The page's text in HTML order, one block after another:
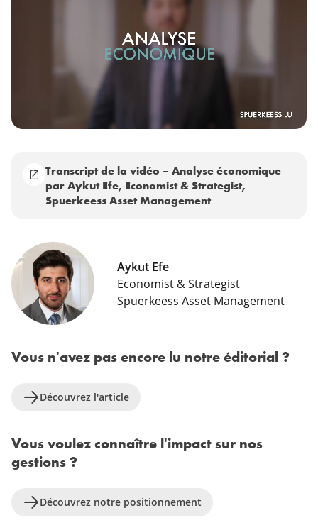
Transcript de la vidéo – Analyse économique
par Aykut Efe, Economist & Strategist,
Spuerkeess Asset Management
Aykut Efe
Economist & Strategist
Spuerkeess Asset Management
Vous n'avez pas encore lu notre éditorial ?
Découvrez l'article
Vous voulez connaître l'impact sur nos
gestions ?
Découvrez notre positionnement